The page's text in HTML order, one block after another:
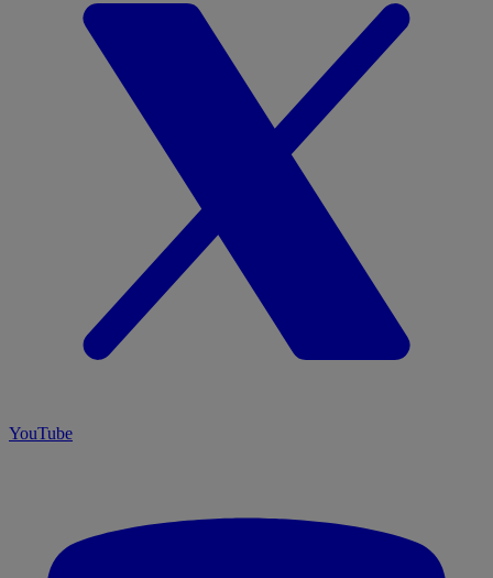
YouTube